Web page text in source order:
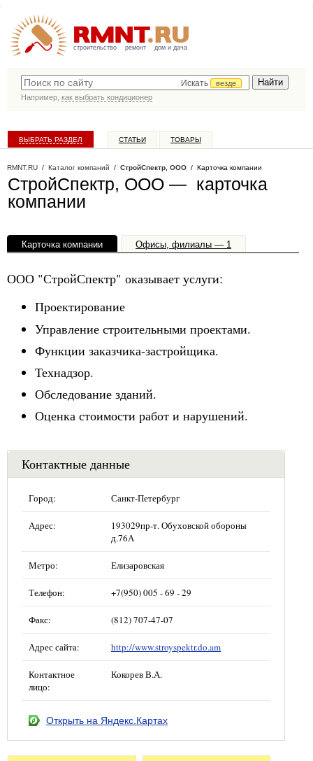
строительство ремонт дом и дача
Искать
везде
Например, как выбрать кондиционер
ВЫБРАТЬ РАЗДЕЛ СТАТЬИ ТОВАРЫ
RMNT.RU / Каталог компаний / СтройСпектр, ООО / Карточка компании
СтройСпектр, ООО — карточка
компании
Карточка компании Офисы, филиалы — 1
ООО "СтройСпектр" оказывает услуги:
Проектирование
Управление строительными проектами.
Функции заказчика-застройщика.
Технадзор.
Обследование зданий.
Оценка стоимости работ и нарушений.
Контактные данные
Город: Санкт-Петербург
Адрес:
193029пр-т. Обуховской обороны
д.76А
Метро: Елизаровская
Телефон: +7(950) 005 - 69 - 29
Факс: (812) 707-47-07
Адрес сайта: http://www.stroyspektr.do.am
Контактное
лицо:
Кокорев В.А.
Открыть на Яндекс.Картах